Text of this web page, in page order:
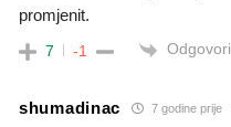
promjenit.
7 -1 Odgovori
shumadinac 7 godine prije